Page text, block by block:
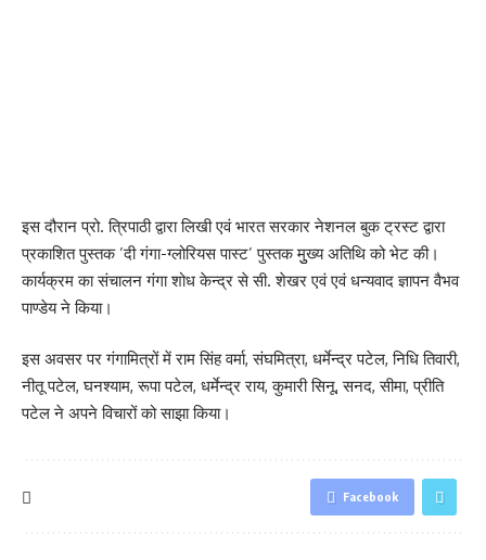
इस दौरान प्रो. त्रिपाठी द्वारा लिखी एवं भारत सरकार नेशनल बुक ट्रस्ट द्वारा
प्रकाशित पुस्तक ’दी गंगा-ग्लोरियस पास्ट’ पुस्तक मुुख्य अतिथि को भेट की।
कार्यक्रम का संचालन गंगा शोध केन्द्र से सी. शेखर एवं एवं धन्यवाद ज्ञापन वैभव
पाण्डेय ने किया।
इस अवसर पर गंगामित्रों में राम सिंह वर्मा, संघमित्रा, धर्मेन्द्र पटेल, निधि तिवारी,
नीतू पटेल, घनश्याम, रूपा पटेल, धर्मेन्द्र राय, कुमारी सिनू, सनद, सीमा, प्रीति
पटेल ने अपने विचारों को साझा किया।
Facebook